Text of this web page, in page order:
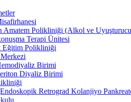
Amatem Polikliniği (Alkol ve Uyuşturucu
Terapi Ünitesi
Eğitim Polikliniği
Birimi
Diyaliz Birimi
Retrograd Kolanjiyo